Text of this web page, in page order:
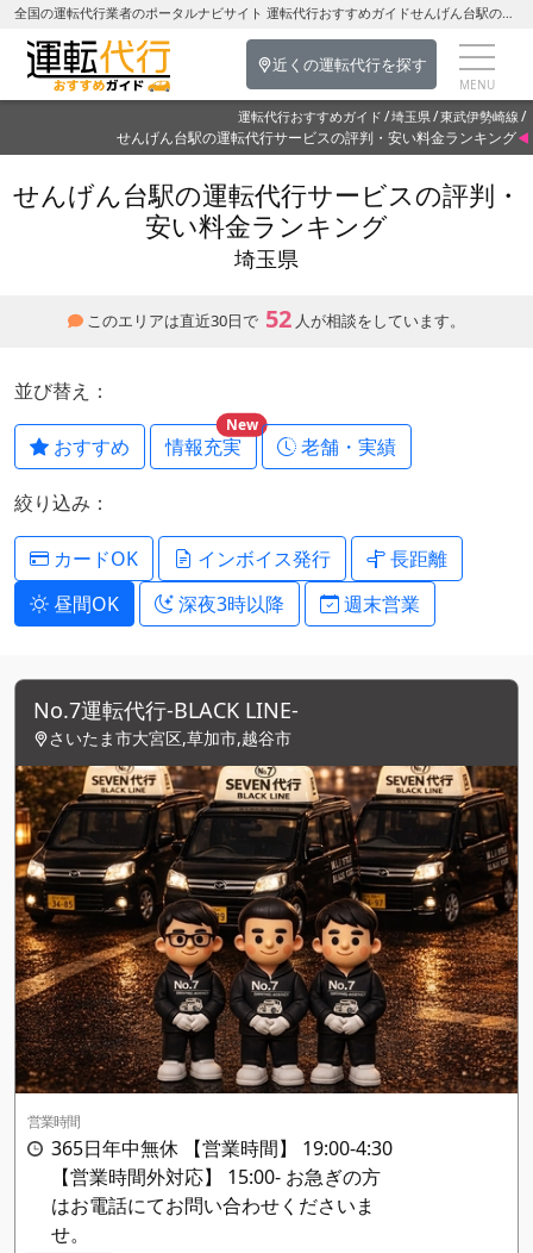
全国の運転代行業者のポータルナビサイト 運転代行おすすめガイドせんげん台駅の運転代行を探す-埼玉県の運転代行
近くの運転代行を探す
運転代行おすすめガイド 埼玉県 東武伊勢崎線
せんげん台駅の運転代行サービスの評判・安い料金ランキング
せんげん台駅の運転代行サービスの評判・
安い料金ランキング
埼玉県
このエリアは直近30日で 52 人が相談をしています。
並び替え：
おすすめ 情報充実
New
老舗・実績
絞り込み：
カードOK インボイス発行
長距離
昼間OK
深夜3時以降 週末営業
No.7運転代行-BLACK LINE-
さいたま市大宮区,草加市,越谷市
営業時間
365日年中無休 【営業時間】 19:00-4:30
【営業時間外対応】 15:00- お急ぎの方
はお電話にてお問い合わせくださいま
せ。